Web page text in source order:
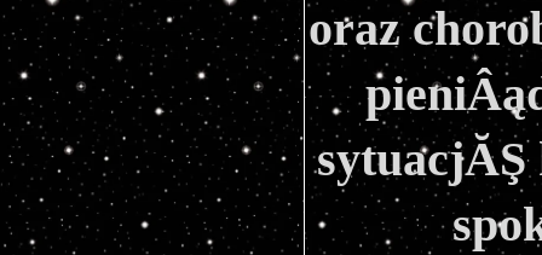
oraz
sytuacjĂŞ